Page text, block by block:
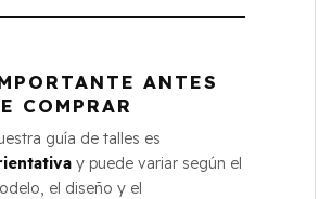
ANTES
COMPRAR
guía de talles es
y puede variar según el
el diseño y el